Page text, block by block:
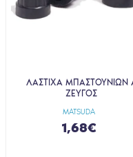
MATSUDA
ΛΑΣΤΙΧΑ ΜΠΑΣΤΟΥΝΙΩΝ
ΖΕΥΓΟΣ
1,68€